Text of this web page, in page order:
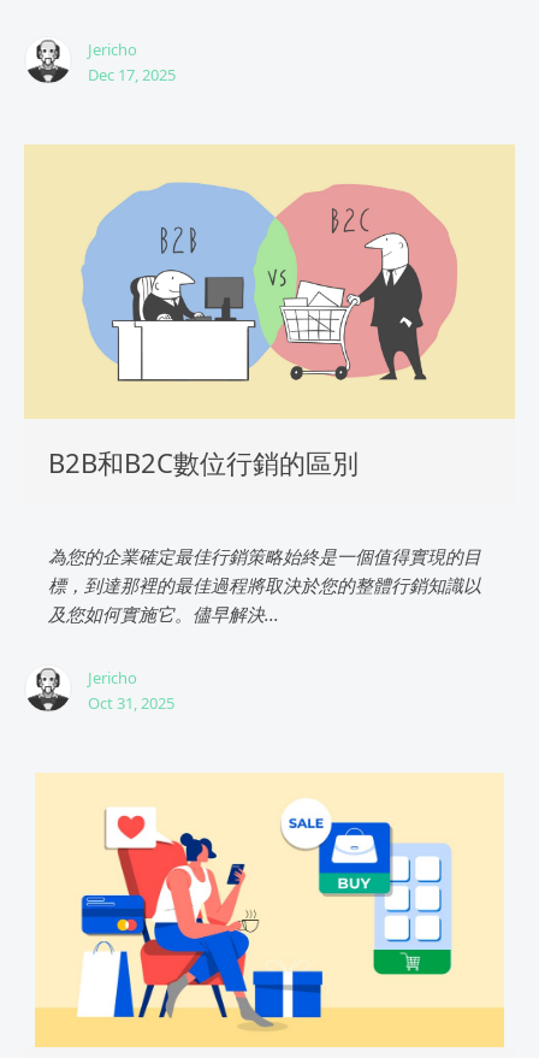
Jericho
Dec 17, 2025
B2B和B2C數位行銷的區別
為您的企業確定最佳行銷策略始終是一個值得實現的目
標，到達那裡的最佳過程將取決於您的整體行銷知識以
及您如何實施它。儘早解決...
Jericho
Oct 31, 2025